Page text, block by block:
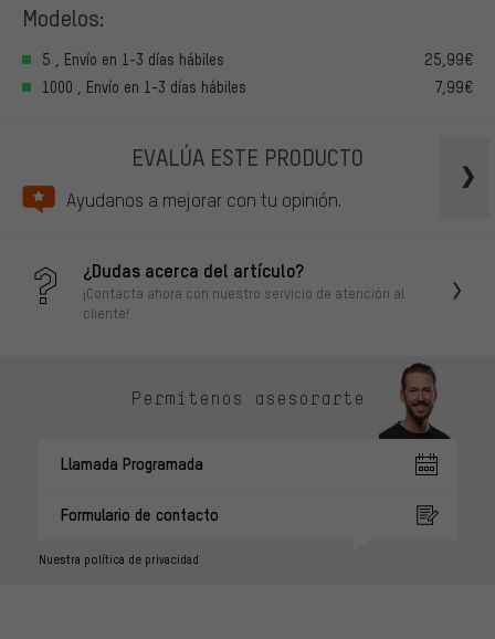
Modelos:
5 , Envío en 1-3 días hábiles
25,99€
1000 , Envío en 1-3 días hábiles
7,99€
EVALÚA ESTE PRODUCTO
Ayudanos a mejorar con tu opinión.
¿Dudas acerca del artículo?
¡Contacta ahora con nuestro servicio de atención al
cliente!
Permítenos asesorarte
Llamada Programada
Formulario de contacto
Nuestra política de privacidad